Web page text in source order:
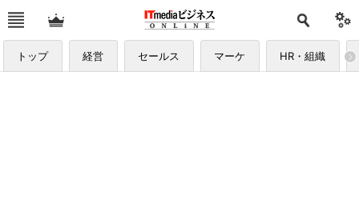
トップ 経営 セールス マーケ HR・組織